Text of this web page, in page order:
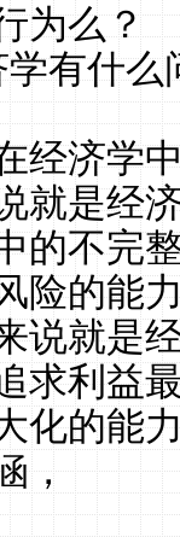
为么？
有什么
经济学
就是经
的不完
险的能
说就是
求利益
化的能
，